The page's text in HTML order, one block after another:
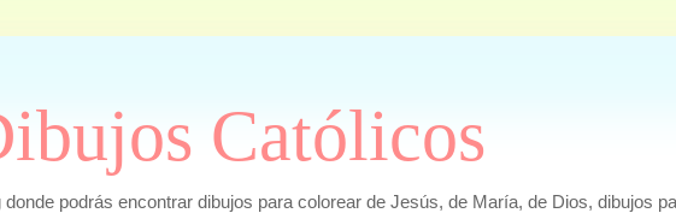
Católicos
donde podrás encontrar dibujos para colorear de Jesús, de María, de Dios, dibujos